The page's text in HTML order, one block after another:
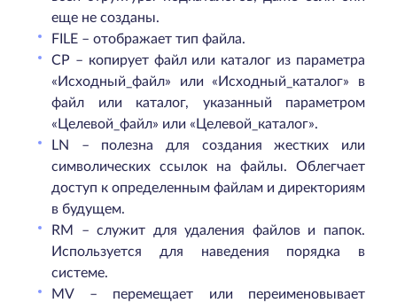
еще не созданы.
FILE – отображает тип файла.
CP – копирует файл или каталог из параметра
«Исходный_файл» или «Исходный_каталог» в
файл или каталог, указанный параметром
«Целевой_файл» или «Целевой_каталог».
LN – полезна для создания жестких или
символических ссылок на файлы. Облегчает
доступ к определенным файлам и директориям
в будущем.
RM – служит для удаления файлов и папок.
Используется для наведения порядка в
системе.
MV – перемещает или переименовывает